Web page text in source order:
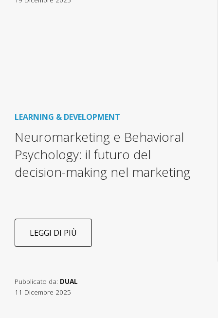
LEARNING & DEVELOPMENT
Neuromarketing e Behavioral
Psychology: il futuro del
decision-making nel marketing
LEGGI DI PIÙ
Pubblicato da: DUAL
11 Dicembre 2025